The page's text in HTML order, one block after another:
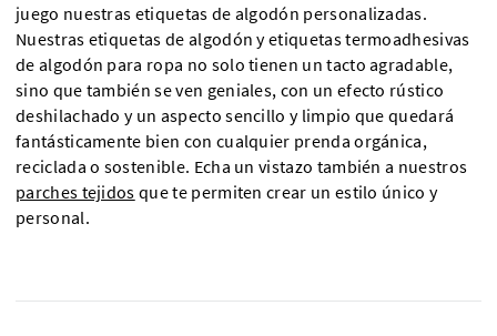
juego nuestras etiquetas de algodón personalizadas.
Nuestras etiquetas de algodón y etiquetas termoadhesivas
de algodón para ropa no solo tienen un tacto agradable,
sino que también se ven geniales, con un efecto rústico
deshilachado y un aspecto sencillo y limpio que quedará
fantásticamente bien con cualquier prenda orgánica,
reciclada o sostenible. Echa un vistazo también a nuestros
parches tejidos que te permiten crear un estilo único y
personal.